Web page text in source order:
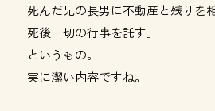
死んだ兄の長男に不動産と残りを
死後一切の行事を託す」
というもの。
実に潔い内容ですね。